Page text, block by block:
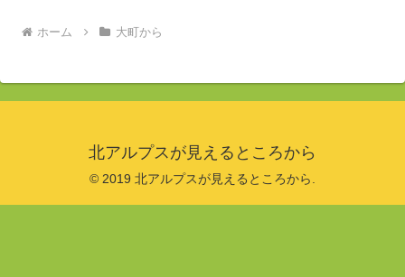
ホーム 大町から
北アルプスが見えるところから
© 2019 北アルプスが見えるところから.